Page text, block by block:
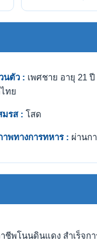
นตัว : เพศชาย อายุ 21
ทย
มรส : โสด
าพทางการทหาร : ผ่านก
พโนนดินแดง สำเร็จก